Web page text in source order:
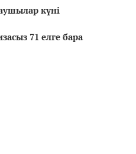
күні
71 елге бара